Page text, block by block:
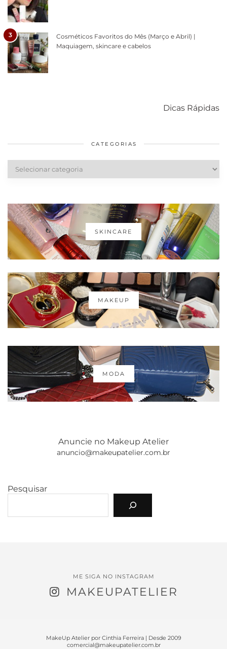
3
Cosméticos Favoritos do Mês (Março e Abril) |
Maquiagem, skincare e cabelos
Dicas Rápidas
diários
cabelos
CATEGORIAS
Categorias
SKINCARE
MAKEUP
MODA
Anuncie no Makeup Atelier
anuncio@makeupatelier.com.br
Pesquisar
ME SIGA NO INSTAGRAM
MAKEUPATELIER
MakeUp Atelier por Cinthia Ferreira | Desde 2009
comercial@makeupatelier.com.br